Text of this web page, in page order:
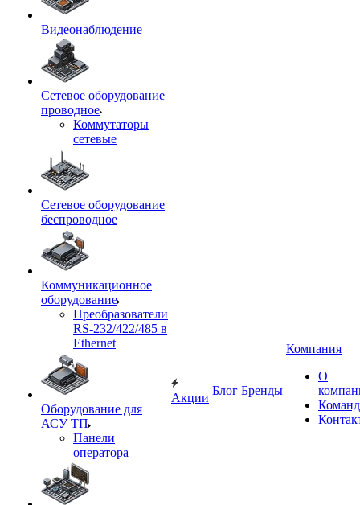
Видеонаблюдение
Сетевое оборудование
проводное
Коммутаторы
сетевые
Сетевое оборудование
беспроводное
Коммуникационное
оборудование
Преобразователи
RS-232/422/485 в
Ethernet
Оборудование для
АСУ ТП
Панели
оператора
Акции
Блог Бренды
Компания
О